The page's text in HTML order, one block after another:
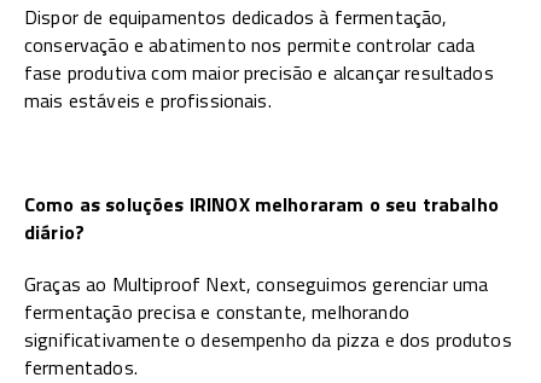
Dispor de equipamentos dedicados à fermentação,
conservação e abatimento nos permite controlar cada
fase produtiva com maior precisão e alcançar resultados
mais estáveis e profissionais.
Como as soluções IRINOX melhoraram o seu trabalho
diário?
Graças ao Multiproof Next, conseguimos gerenciar uma
fermentação precisa e constante, melhorando
significativamente o desempenho da pizza e dos produtos
fermentados.